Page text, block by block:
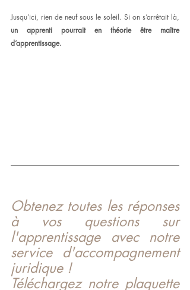
un apprenti pourrait en théorie être maître
d’apprentissage.
Obtenez toutes les réponses
à vos questions sur
l'apprentissage avec notre
service d'accompagnement
juridique !
Téléchargez notre plaquette